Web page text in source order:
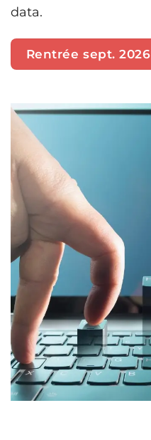
data.
Rentrée sept. 2026